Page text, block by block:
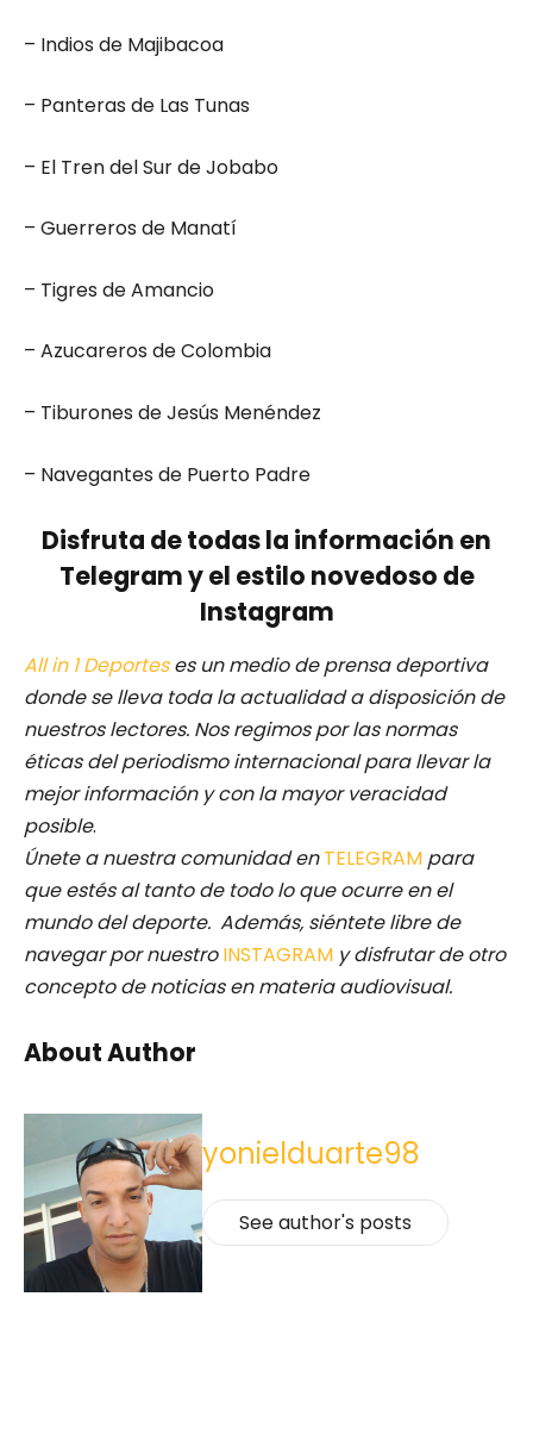
– Indios de Majibacoa
– Panteras de Las Tunas
– El Tren del Sur de Jobabo
– Guerreros de Manatí
– Tigres de Amancio
– Azucareros de Colombia
– Tiburones de Jesús Menéndez
– Navegantes de Puerto Padre
Disfruta de todas la información en
Telegram y el estilo novedoso de
Instagram
All in 1 Deporteses un medio de prensa deportiva
donde se lleva toda la actualidad a disposición de
nuestros lectores. Nos regimos por las normas
éticas del periodismo internacional para llevar la
mejor información y con la mayor veracidad
posible.
Únete a nuestra comunidad enTELEGRAM para
que estés al tanto de todo lo que ocurre en el
mundo del deporte. Además, siéntete libre de
navegar por nuestro INSTAGRAM y disfrutar de otro
concepto de noticias en materia audiovisual.
About Author
yonielduarte98
See author's posts